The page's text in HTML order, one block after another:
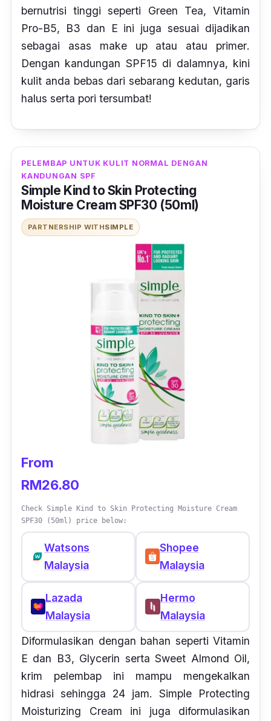
bernutrisi tinggi seperti Green Tea, Vitamin
Pro-B5, B3 dan E ini juga sesuai dijadikan
sebagai asas make up atau atau primer.
Dengan kandungan SPF15 di dalamnya, kini
kulit anda bebas dari sebarang kedutan, garis
halus serta pori tersumbat!
PELEMBAP UNTUK KULIT NORMAL DENGAN
KANDUNGAN SPF
Simple Kind to Skin Protecting
Moisture Cream SPF30 (50ml)
PARTNERSHIP WITHSIMPLE
From
RM26.80
Check Simple Kind to Skin Protecting Moisture Cream
SPF30 (50ml) price below:
Watsons
Malaysia
Shopee
Malaysia
Lazada
Malaysia
Hermo
Malaysia
Diformulasikan dengan bahan seperti Vitamin
E dan B3, Glycerin serta Sweet Almond Oil,
krim pelembap ini mampu mengekalkan
hidrasi sehingga 24 jam. Simple Protecting
Moisturizing Cream ini juga diformulasikan